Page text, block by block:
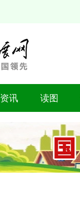
资讯 读图